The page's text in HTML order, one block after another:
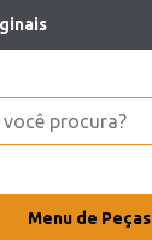
Menu de Peças